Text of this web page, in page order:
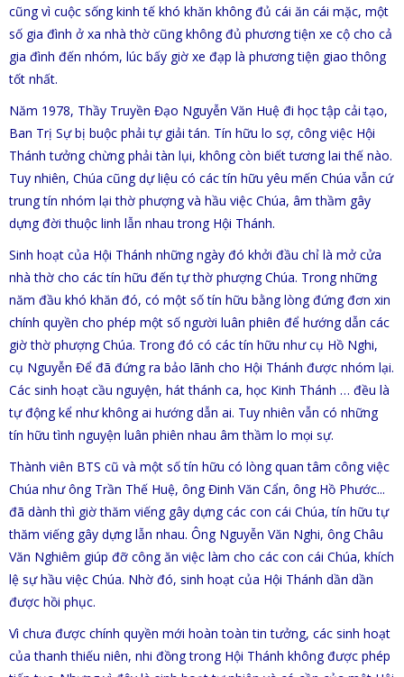
cũng vì cuộc sống kinh tế khó khăn không đủ cái ăn cái mặc, một
số gia đình ở xa nhà thờ cũng không đủ phương tiện xe cộ cho cả
gia đình đến nhóm, lúc bấy giờ xe đạp là phương tiện giao thông
tốt nhất.
Năm 1978, Thầy Truyền Đạo Nguyễn Văn Huệ đi học tập cải tạo,
Ban Trị Sự bị buộc phải tự giải tán. Tín hữu lo sợ, công việc Hội
Thánh tưởng chừng phải tàn lụi, không còn biết tương lai thế nào.
Tuy nhiên, Chúa cũng dự liệu có các tín hữu yêu mến Chúa vẫn cứ
trung tín nhóm lại thờ phượng và hầu việc Chúa, âm thầm gây
dựng đời thuộc linh lẫn nhau trong Hội Thánh.
Sinh hoạt của Hội Thánh những ngày đó khởi đầu chỉ là mở cửa
nhà thờ cho các tín hữu đến tự thờ phượng Chúa. Trong những
năm đầu khó khăn đó, có một số tín hữu bằng lòng đứng đơn xin
chính quyền cho phép một số người luân phiên để hướng dẫn các
giờ thờ phượng Chúa. Trong đó có các tín hữu như cụ Hồ Nghi,
cụ Nguyễn Để đã đứng ra bảo lãnh cho Hội Thánh được nhóm lại.
Các sinh hoạt cầu nguyện, hát thánh ca, học Kinh Thánh … đều là
tự động kể như không ai hướng dẫn ai. Tuy nhiên vẫn có những
tín hữu tình nguyện luân phiên nhau âm thầm lo mọi sự.
Thành viên BTS cũ và một số tín hữu có lòng quan tâm công việc
Chúa như ông Trần Thế Huệ, ông Đinh Văn Cẩn, ông Hồ Phước...
đã dành thì giờ thăm viếng gây dựng các con cái Chúa, tín hữu tự
thăm viếng gây dựng lẫn nhau. Ông Nguyễn Văn Nghi, ông Châu
Văn Nghiêm giúp đỡ công ăn việc làm cho các con cái Chúa, khích
lệ sự hầu việc Chúa. Nhờ đó, sinh hoạt của Hội Thánh dần dần
được hồi phục.
Vì chưa được chính quyền mới hoàn toàn tin tưởng, các sinh hoạt
của thanh thiếu niên, nhi đồng trong Hội Thánh không được phép